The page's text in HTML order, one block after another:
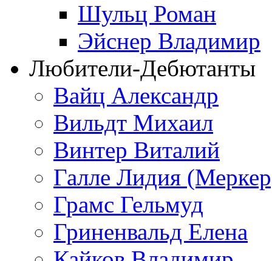
Шульц Роман
Эйснер Владимир
Любители-Дебютанты
Вайц Александр
Вильдт Михаил
Винтер Виталий
Галле Лидия
Грамс Гельмуд
Гриненвальд Елена